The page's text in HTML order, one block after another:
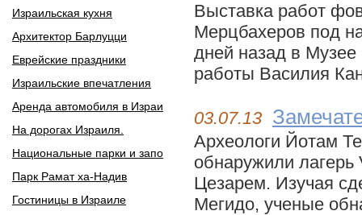
Израильская кухня
Архитектор Барлуцци
Еврейские праздники
Израильские впечатления
Аренда автомобиля в Израи
На дорогах Израиля.
Национальные парки и запо
Парк Рамат ха-Надив
Гостиницы в Израиле
Выставка работ
Мерцбахеров под
дней назад в
работы Василия
03.07.13
Археологи Йотам
обнаружили
Цезарем. Изучая
Мегидо, ученые